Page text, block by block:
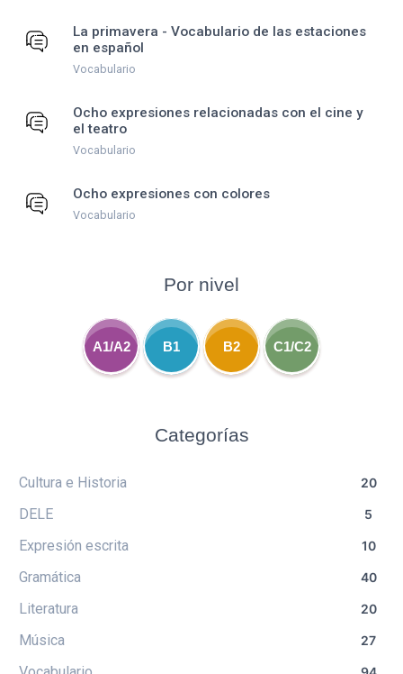
La primavera - Vocabulario de las estaciones
en español
Vocabulario
Ocho expresiones relacionadas con el cine y
el teatro
Vocabulario
Ocho expresiones con colores
Vocabulario
Por nivel
A1/A2 B1 B2 C1/C2
Categorías
Cultura e Historia 20
DELE 5
Expresión escrita 10
Gramática 40
Literatura 20
Música 27